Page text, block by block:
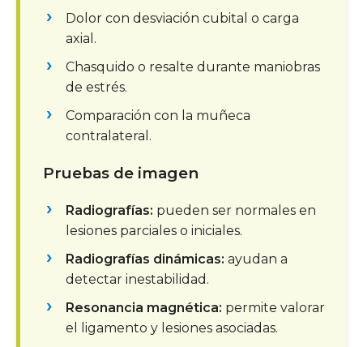
Dolor con desviación cubital o carga
axial.
Chasquido o resalte durante maniobras
de estrés.
Comparación con la muñeca
contralateral.
Pruebas de imagen
Radiografías: pueden ser normales en
lesiones parciales o iniciales.
Radiografías dinámicas: ayudan a
detectar inestabilidad.
Resonancia magnética: permite valorar
el ligamento y lesiones asociadas.